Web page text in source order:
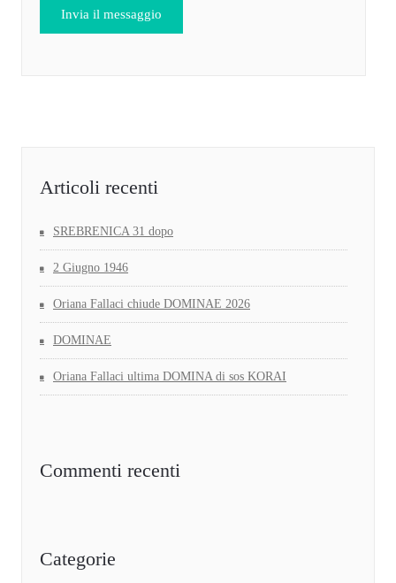
Articoli recenti
SREBRENICA 31 dopo
2 Giugno 1946
Oriana Fallaci chiude DOMINAE 2026
DOMINAE
Oriana Fallaci ultima DOMINA di sos KORAI
Commenti recenti
Categorie